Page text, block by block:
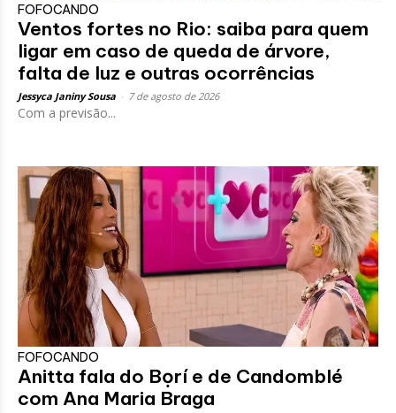
FOFOCANDO
Ventos fortes no Rio: saiba para quem
ligar em caso de queda de árvore,
falta de luz e outras ocorrências
Jessyca Janiny Sousa 7 de agosto de 2026
Com a previsão...
FOFOCANDO
Anitta fala do Bọrí e de Candomblé
com Ana Maria Braga